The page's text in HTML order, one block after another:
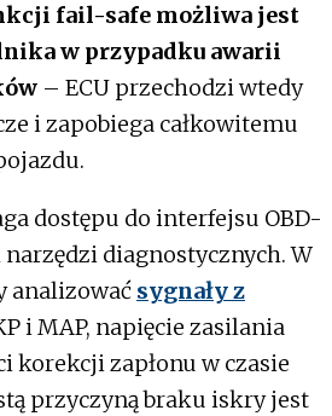
fail-safe możliwa jest
w przypadku awarii
– ECU przechodzi wtedy
i zapobiega całkowitemu
dostępu do interfejsu OBD-
diagnostycznych. W
analizować sygnały z
i MAP, napięcie zasilania
korekcji zapłonu w czasie
przyczyną braku iskry jest